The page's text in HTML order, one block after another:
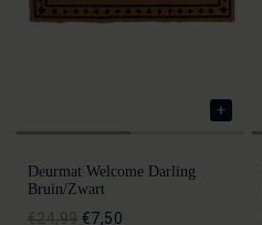
Deurmat Welcome Darling
Bruin/zwart
€24,99 €7,50